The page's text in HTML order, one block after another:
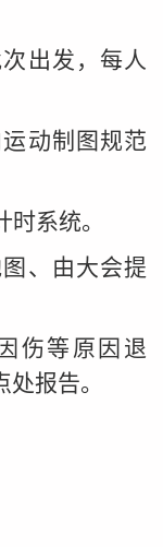
出发，每人
动制图规范
时系统。
、由大会提
伤等原因退
报告。